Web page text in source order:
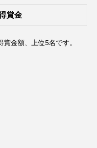
賞金
金額、上位5名です。